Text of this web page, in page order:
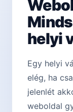
helyi
Egy helyi
elég, ha
jelenlét
weboldal